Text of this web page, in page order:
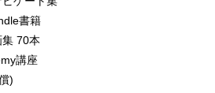
書籍
70本
講座
)